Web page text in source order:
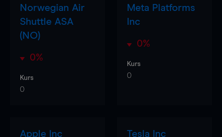
Norwegian Air
Shuttle ASA
(NO)
0%
Kurs
0
Meta Platforms
Inc
0%
Kurs
0
Apple Inc Tesla Inc